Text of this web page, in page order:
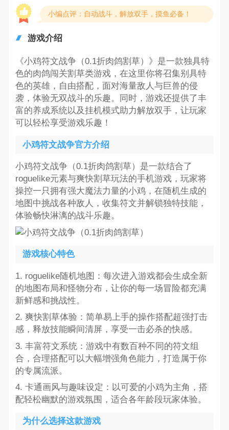
小编点评：自动战斗，解放双手，摸鱼必备！
游戏介绍
《小鸡符文战争（0.1折肉鸽割草）》是一款独具特
色的肉鸽闯关割草类游戏，在这里你将召集别具特
色的英雄，自由搭配，面对海量敌人与巨兽的侵
袭，体验无双战斗的乐趣。同时，游戏还提供了丰
富的养成系统以及挂机模式助力解放双手，让玩家
可以轻松享受游戏乐趣！
小鸡符文战争官方介绍
小鸡符文战争（0.1折肉鸽割草）是一款结合了
roguelike元素与爽快割草玩法的手机游戏，玩家将
操控一只拥有强大魔法力量的小鸡，在随机生成的
地图中挑战各种敌人，收集符文并解锁独特技能，
体验畅快淋漓的战斗乐趣。
游戏核心特色
1. roguelike随机地图：每次进入游戏都会生成全新
的地图布局和怪物分布，让你的每一场冒险都充满
新鲜感和挑战性。
2. 爽快割草体验：简单易上手的操作搭配超强打击
感，释放技能瞬间清屏，享受一击必杀的快感。
3. 丰富符文系统：游戏中有数百种不同的符文组
合，合理搭配可以大幅增强角色能力，打造属于你
的专属流派。
4. 卡通画风与趣味设定：以可爱的小鸡为主角，搭
配轻松幽默的游戏氛围，适合各年龄段玩家体验。
为什么选择这款游戏